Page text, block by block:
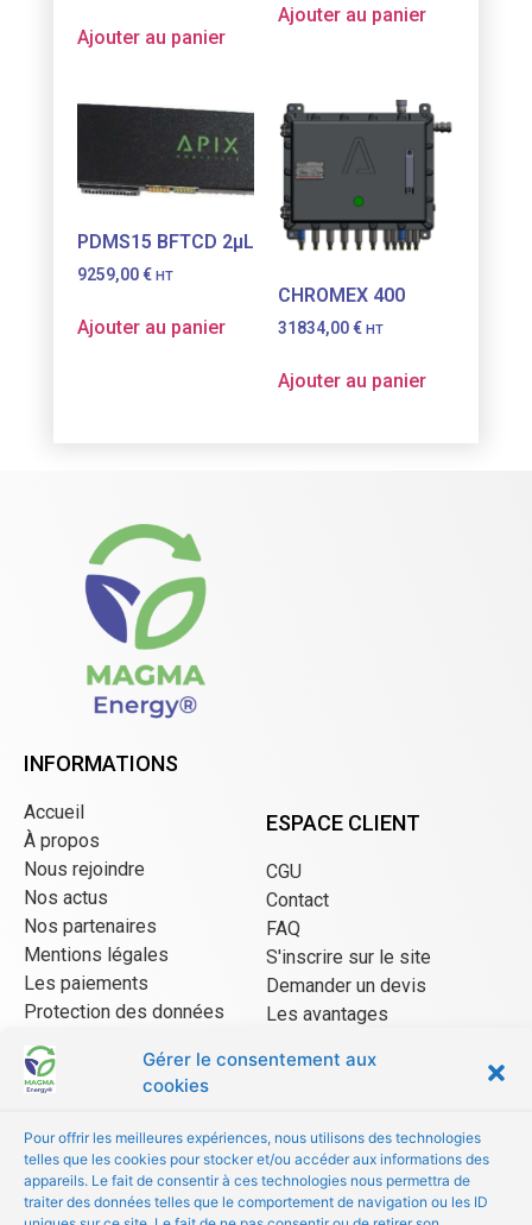
Gérer le consentement aux
cookies
Pour offrir les meilleures expériences, nous utilisons des technologies
telles que les cookies pour stocker et/ou accéder aux informations des
appareils. Le fait de consentir à ces technologies nous permettra de
traiter des données telles que le comportement de navigation ou les ID
Ajouter au panier
Ajouter au panier
PDMS15 BFTCD 2µL
9259,00€ HT
Ajouter au panier
CHROMEX 400
31834,00€ HT
Ajouter au panier
INFORMATIONS
Accueil
À propos
Nous rejoindre
Nos actus
Nos partenaires
Mentions légales
Les paiements
Protection des données
CGU Mangopay
ESPACE CLIENT
CGU
Contact
FAQ
S'inscrire sur le site
Demander un devis
Les avantages
CGU/CGV
Être référencé